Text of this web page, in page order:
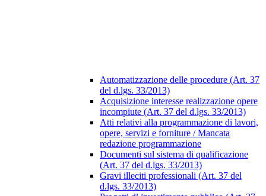
Automatizzazione delle procedure (Art. 37
del d.lgs. 33/2013)
Acquisizione interesse realizzazione opere
incompiute (Art. 37 del d.lgs. 33/2013)
Atti relativi alla programmazione di lavori,
opere, servizi e forniture / Mancata
redazione programmazione
Documenti sul sistema di qualificazione
(Art. 37 del d.lgs. 33/2013)
Gravi illeciti professionali (Art. 37 del
d.lgs. 33/2013)